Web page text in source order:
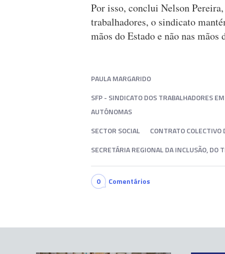
Por isso, conclui Nelson
trabalhadores, o sindicato
mãos do Estado e não nas mãos
PAULA MARGARIDO
SFP - SINDICATO DOS TRABALHADORES
AUTÓNOMAS
SECTOR SOCIAL
CONTRATO COLECTIVO
SECRETÁRIA REGIONAL DA INCLUSÃO, DO
0 Comentários